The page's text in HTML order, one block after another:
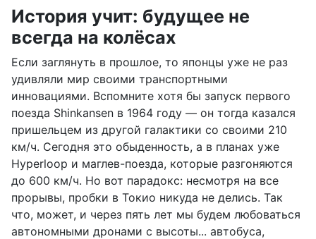
История учит: будущее не
всегда на колёсах
Если заглянуть в прошлое, то японцы уже не раз
удивляли мир своими транспортными
инновациями. Вспомните хотя бы запуск первого
поезда Shinkansen в 1964 году — он тогда казался
пришельцем из другой галактики со своими 210
км/ч. Сегодня это обыденность, а в планах уже
Hyperloop и маглев-поезда, которые разгоняются
до 600 км/ч. Но вот парадокс: несмотря на все
прорывы, пробки в Токио никуда не делись. Так
что, может, и через пять лет мы будем любоваться
автономными дронами с высоты... автобуса,